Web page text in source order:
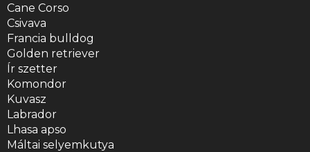
Cane Corso
Csivava
Francia bulldog
Golden retriever
Ír szetter
Komondor
Kuvasz
Labrador
Lhasa apso
Máltai selyemkutya